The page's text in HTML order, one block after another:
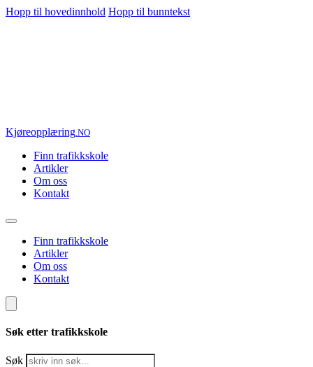
Hopp til hovedinnhold Hopp til bunntekst
Kjøreopplæring.NO
Finn trafikkskole
Artikler
Om oss
Kontakt
Finn trafikkskole
Artikler
Om oss
Kontakt
Søk etter trafikkskole
Søk